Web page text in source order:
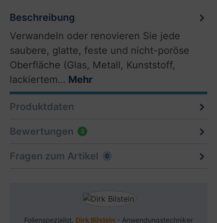
Beschreibung
Verwandeln oder renovieren Sie jede
saubere, glatte, feste und nicht-poröse
Oberfläche (Glas, Metall, Kunststoff,
lackiertem… Mehr
Produktdaten
Bewertungen 3
Fragen zum Artikel 0
Folienspezialist, Dirk Bilstein - Anwendungstechniker